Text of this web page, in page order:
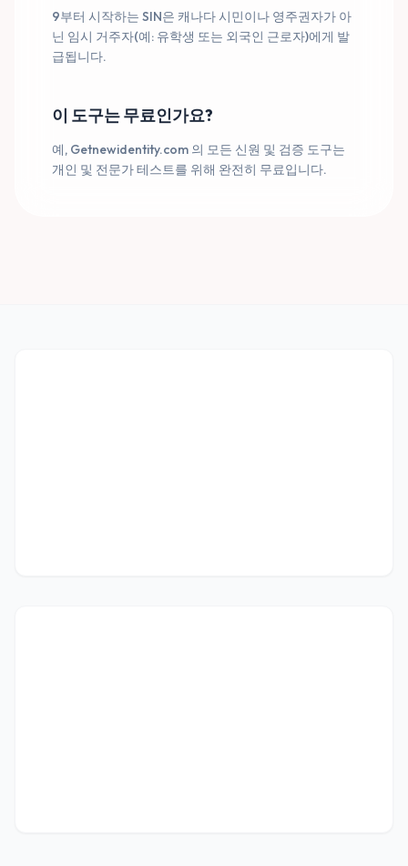
9부터 시작하는 SIN은 캐나다 시민이나 영주권자가 아
닌 임시 거주자(예: 유학생 또는 외국인 근로자)에게 발
급됩니다.
이 도구는 무료인가요?
예, Getnewidentity.com 의 모든 신원 및 검증 도구는
개인 및 전문가 테스트를 위해 완전히 무료입니다.